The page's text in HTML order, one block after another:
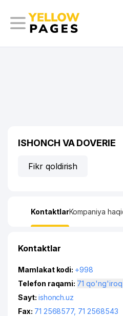
ISHONCH VA DOVERIE
Fikr qoldirish
KontaktlarKompaniya
Kontaktlar
Mamlakat kodi: +998
Telefon raqami:
71
Sayt: ishonch.uz
Fax: 71 2568577, 71 2568543